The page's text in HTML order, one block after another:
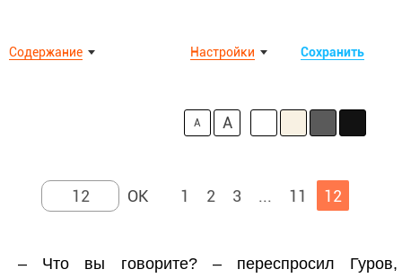
Содержание Сохранить
Настройки
A A
1 2 3 ... 11 12
– Что вы говорите? – переспросил Гуров,